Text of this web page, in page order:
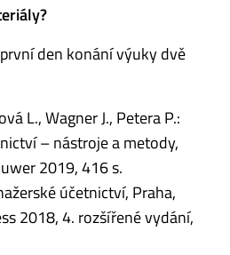
den konání výuky dvě
L., Wagner J., Petera P.:
– nástroje a metody,
2019, 416 s.
účetnictví, Praha,
2018, 4. rozšířené vydání,